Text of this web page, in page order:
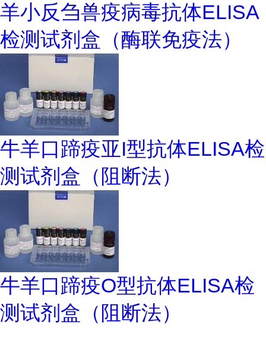
羊小反刍兽疫病毒抗体ELISA
检测试剂盒（酶联免疫法）
牛羊口蹄疫亚I型抗体ELISA检
测试剂盒（阻断法）
牛羊口蹄疫O型抗体ELISA检
测试剂盒（阻断法）